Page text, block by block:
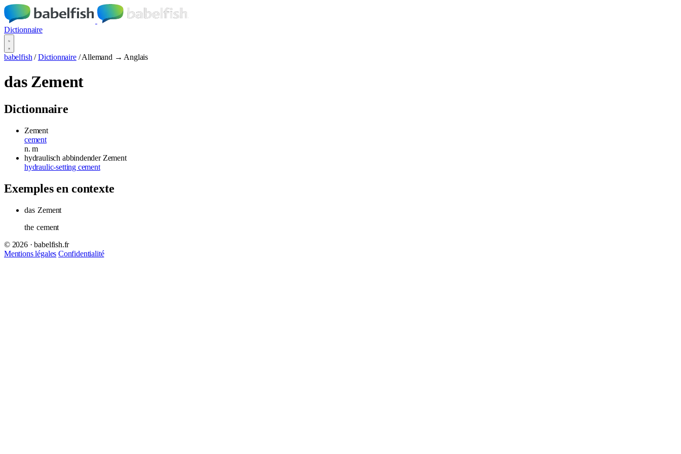
Dictionnaire
babelfish / Dictionnaire / Allemand → Anglais
das Zement
Dictionnaire
Zement
cement
n.m
hydraulisch abbindender Zement
hydraulic-setting cement
Exemples en contexte
das Zement
the cement
© 2026 · babelfish.fr
Mentions légales Confidentialité